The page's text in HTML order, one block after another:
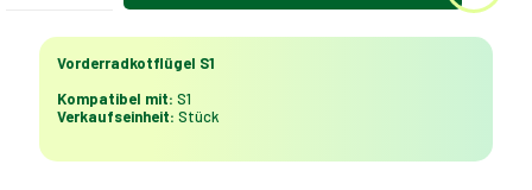
Vorderradkotflügel S1
Kompatibel mit: S1
Verkaufseinheit: Stück